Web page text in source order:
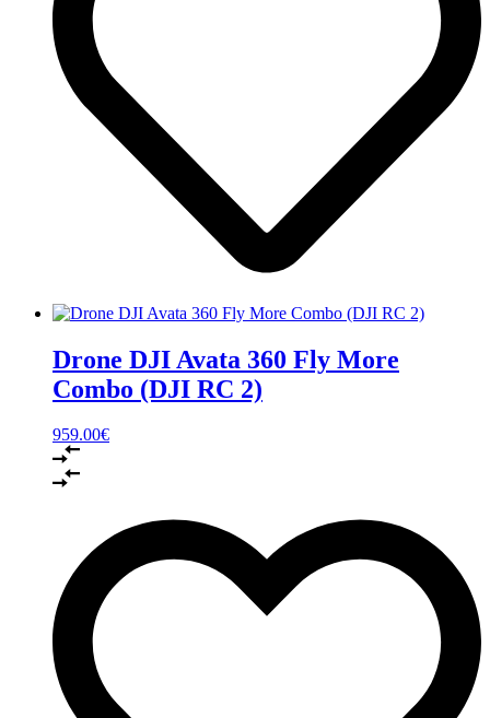
Drone DJI Avata 360 Fly More
Combo (DJI RC 2)
959.00€